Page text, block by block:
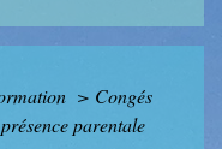
> Congés
parentale